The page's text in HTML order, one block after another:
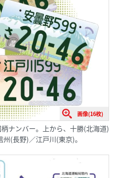
画像(16枚)
ナンバー。上から、十勝(北海道)
(長野)／江戸川(東京)。